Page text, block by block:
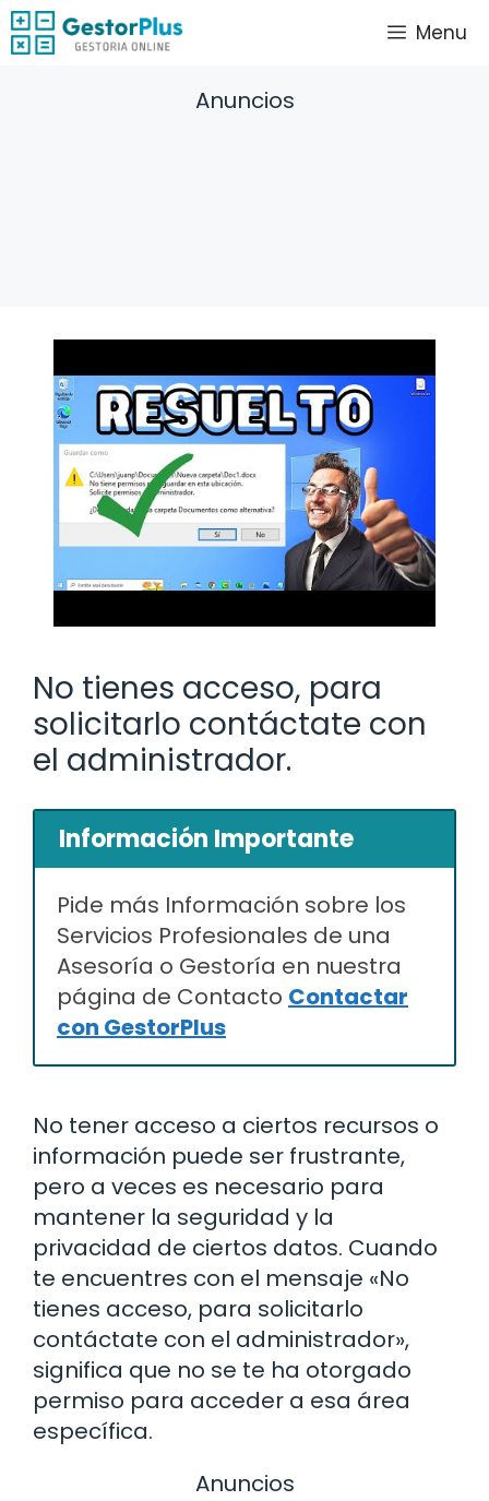
Saltar
al
Menu
Anuncios
No tienes acceso, para
solicitarlo contáctate con
el administrador.
Información Importante
Pide más Información sobre los
Servicios Profesionales de una
Asesoría o Gestoría en nuestra
página de Contacto Contactar
con GestorPlus
No tener acceso a ciertos recursos o
información puede ser frustrante,
pero a veces es necesario para
mantener la seguridad y la
privacidad de ciertos datos. Cuando
te encuentres con el mensaje «No
tienes acceso, para solicitarlo
contáctate con el administrador»,
significa que no se te ha otorgado
permiso para acceder a esa área
específica.
Anuncios